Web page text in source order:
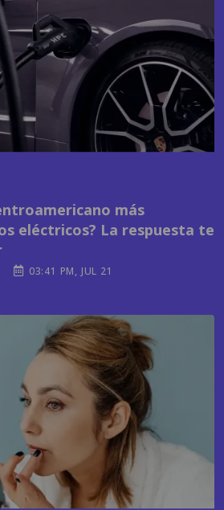
eléctricos? La respuesta te
03:41 PM, JUL 21